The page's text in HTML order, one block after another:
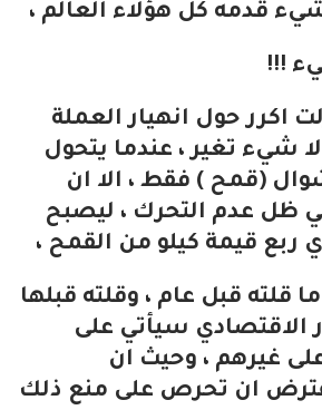
قدمه كل هؤلاء العالم ،
!!!
اكرر حول انهيار العملة
شيء تغير ، عندما يتحول
(قمح ) فقط ، الا ان
ظل عدم التحرك ، ليصبح
ربع قيمة كيلو من القمح ،
ما قلته قبل عام ، وقلته قبلها
الاقتصادي سيأتي على
غيرهم ، وحيث ان
ان تحرص على منع ذلك